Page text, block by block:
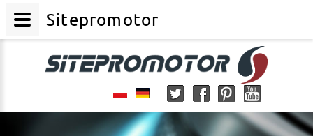
Sitepromotor